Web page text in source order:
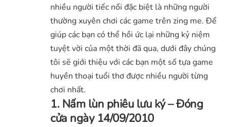
nhiều người tiếc nối đặc biệt là những người
thường xuyên chơi các game trên zing me. Để
giúp các bạn có thể hồi ức lại những kỷ niệm
tuyệt vời của một thời đã qua, dưới đây chúng
tôi sẽ giới thiệu với các bạn một số tựa game
huyền thoại tuổi thơ được nhiều người từng
chơi nhất.
1. Nấm lùn phiêu lưu ký – Đóng
cửa ngày 14/09/2010